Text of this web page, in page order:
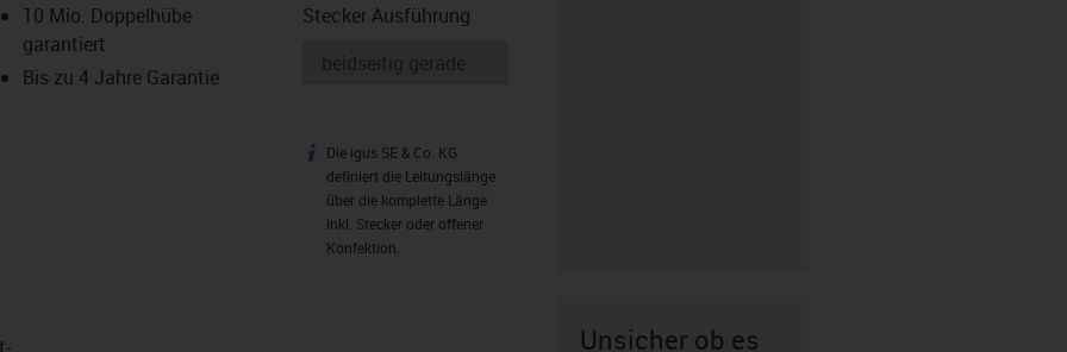
10 Mio. Doppelhübe
garantiert
Bis zu 4 Jahre Garantie
Stecker Ausführung
igus-icon-info
Die igus SE & Co. KG
definiert die Leitungslänge
über die komplette Länge
inkl. Stecker oder offener
Konfektion.
Unsicher ob es